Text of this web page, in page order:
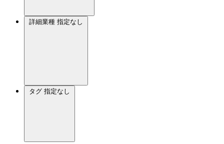
詳細業種 指定なし
タグ 指定なし